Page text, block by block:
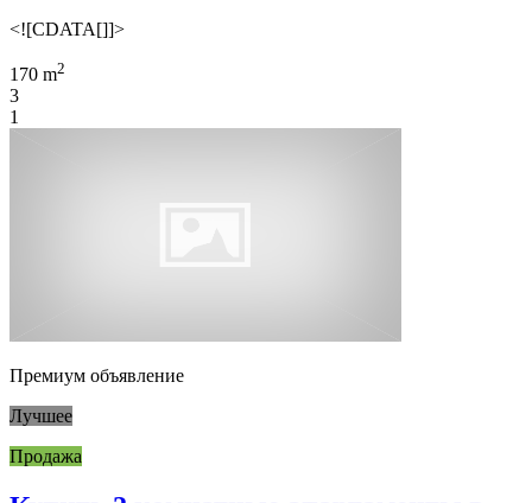
<![CDATA[]]>
170 m2
3
1
Премиум объявление
Лучшее
Продажа